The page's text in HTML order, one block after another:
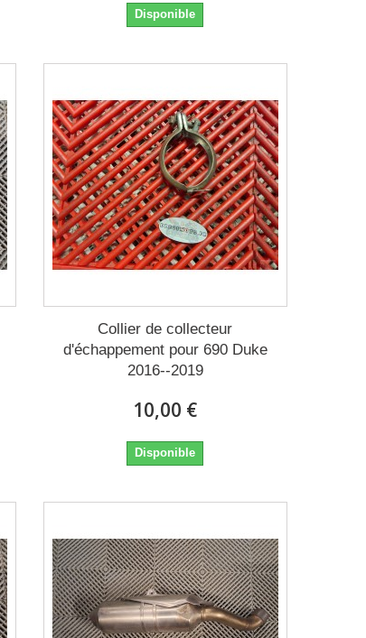
Disponible
Collier de collecteur
d'échappement pour 690 Duke
2016--2019
10,00 €
Disponible